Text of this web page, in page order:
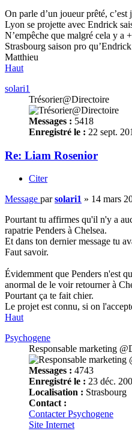
On parle d’un joueur prêté,
Lyon se projette avec Endrick
N’empêche que malgré cela y a
Strasbourg saison pro
Matthieu
Haut
solari1
Trésorier@Directoire
Messages : 5418
Enregistré le : 22 sept.
Re: Liam Rosenior
Citer
Message parsolari1 » 14 mars
Pourtant tu affirmes qu'il n'y a
rapatrie Penders à Chelsea.
Et dans ton dernier message tu
Faut savoir.
Évidemment que Penders n'est
anormal de le voir retourner à
Pourtant ça te fait chier.
Le projet est connu, si on
Haut
Psychogene
Responsable marketing
Messages : 4743
Enregistré le : 23 déc.
Localisation : Strasbourg
Contact :
Contacter Psychogene
Site Internet